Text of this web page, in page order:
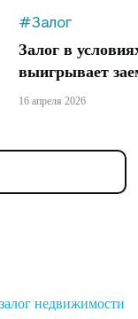
#Залог
Залог в
выигрывает
16 апреля 2026
недвижимости